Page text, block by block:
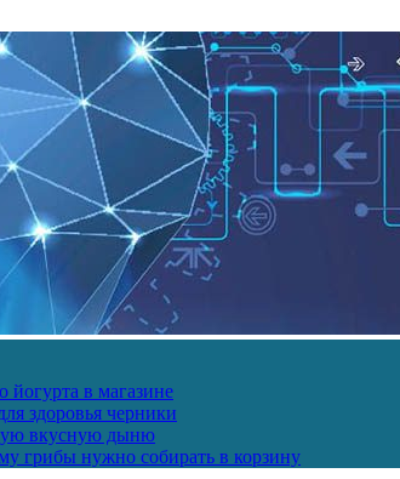
йогурта в магазине
здоровья черники
вкусную дыню
грибы нужно собирать в корзину